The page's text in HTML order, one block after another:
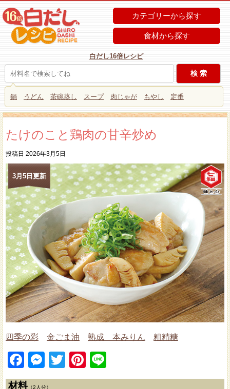
カテゴリーから探す
食材から探す
白だし16倍レシピ
鍋 うどん 茶碗蒸し スープ 肉じゃが もやし 定番
たけのこと鶏肉の甘辛炒め
投稿日 2026年3月5日
3月5日更新
四季の彩 金ごま油 熟成 本みりん 粗精糖
Facebook
Messenger
TwitterPinterest
材料（2人分）